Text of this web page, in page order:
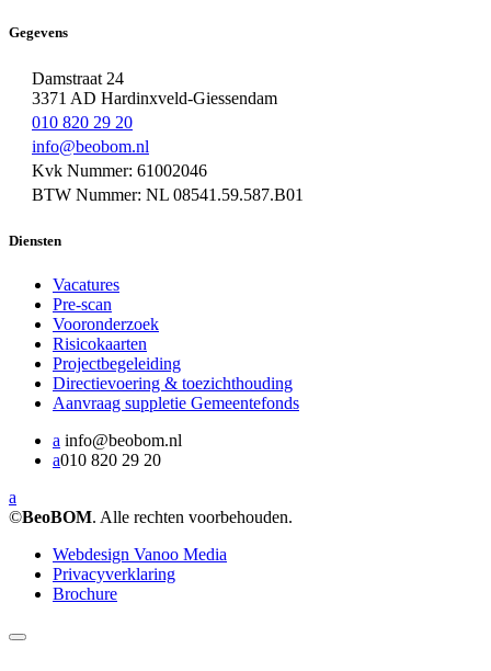
Gegevens
Damstraat 24
3371 AD Hardinxveld-Giessendam
010 820 29 20
info@beobom.nl
Kvk Nummer: 61002046
BTW Nummer: NL 08541.59.587.B01
Diensten
Vacatures
Pre-scan
Vooronderzoek
Risicokaarten
Projectbegeleiding
Directievoering & toezichthouding
Aanvraag suppletie Gemeentefonds
a info@beobom.nl
a010 820 29 20
a
©BeoBOM. Alle rechten voorbehouden.
Webdesign Vanoo Media
Privacyverklaring
Brochure